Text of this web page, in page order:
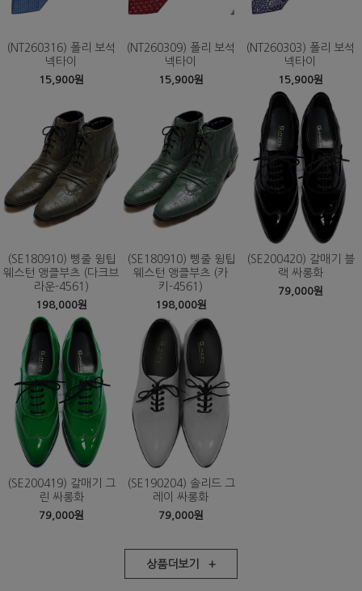
(NT260316) 폴리 보석
넥타이
15,900원
(NT260309) 폴리 보석
넥타이
15,900원
(NT260303) 폴리 보석
넥타이
15,900원
(SE180910) 삥줄 윙팁
웨스턴 앵클부츠 (다크브
라운-4561)
198,000원
(SE180910) 삥줄 윙팁
웨스턴 앵클부츠 (카
키-4561)
198,000원
(SE200420) 갈매기 블
랙 싸롱화
79,000원
(SE200419) 갈매기 그
린 싸롱화
79,000원
(SE190204) 솔리드 그
레이 싸롱화
79,000원
상품더보기 +